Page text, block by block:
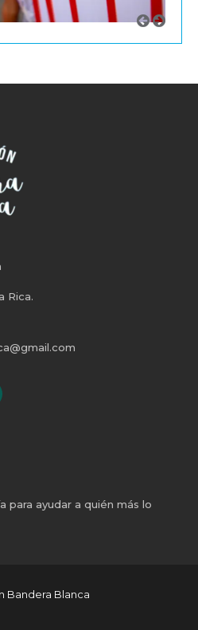
Rica.
para ayudar a quién más lo
Bandera Blanca